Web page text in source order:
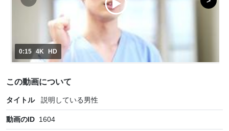
0:15 4K HD
この動画について
タイトル 説明している男性
動画のID 1604